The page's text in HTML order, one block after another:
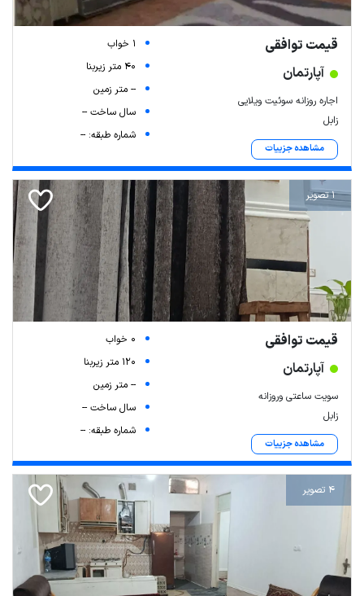
قیمت توافقی
آپارتمان
اجاره روزانه سوئیت ویلایی
زابل
مشاهده جزییات
1 خواب
40 متر زیربنا
-- متر زمین
سال ساخت --
شماره طبقه: --
1 تصویر
قیمت توافقی
آپارتمان
سویت ساعتی وروزانه
زابل
مشاهده جزییات
0 خواب
120 متر زیربنا
-- متر زمین
سال ساخت --
شماره طبقه: --
4 تصویر